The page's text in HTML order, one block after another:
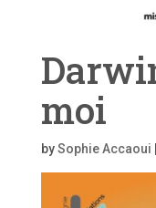
moi
bySophie Accaoui